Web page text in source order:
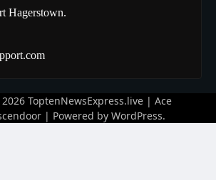
Hagerstown.
ToptenNewsExpress.live | Ace
| Powered by WordPress.